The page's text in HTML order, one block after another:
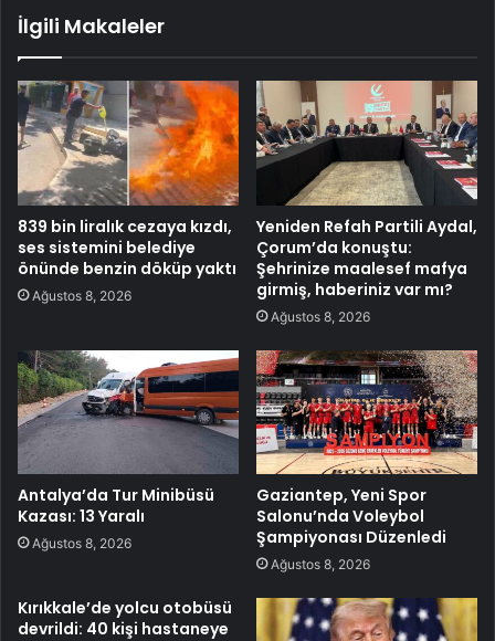
İlgili Makaleler
839 bin liralık cezaya kızdı,
ses sistemini belediye
önünde benzin döküp yaktı
Ağustos 8, 2026
Yeniden Refah Partili Aydal,
Çorum’da konuştu:
Şehrinize maalesef mafya
girmiş, haberiniz var mı?
Ağustos 8, 2026
Antalya’da Tur Minibüsü
Kazası: 13 Yaralı
Ağustos 8, 2026
Gaziantep, Yeni Spor
Salonu’nda Voleybol
Şampiyonası Düzenledi
Ağustos 8, 2026
Kırıkkale’de yolcu otobüsü
devrildi: 40 kişi hastaneye